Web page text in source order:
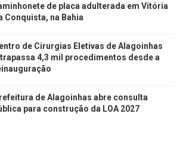
de placa adulterada em Vitória
Conquista, na Bahia
de Cirurgias Eletivas de Alagoinhas
4,3 mil procedimentos desde a
de Alagoinhas abre consulta
para construção da LOA 2027